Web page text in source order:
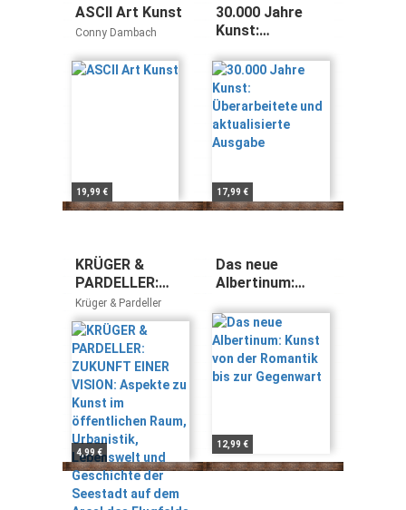
ASCII Art Kunst
Conny Dambach
19,99 €
30.000 Jahre
Kunst:
und aktualisierte
Ausgabe
17,99 €
KRÜGER &
PARDELLER:
ZUKUNFT EINER
VISION: Aspekte
zu Kunst im
öffentlichen
Raum,
Urbanistik,
Lebenswelt und
Geschichte der
Seestadt auf
dem Areal des
Flugfelds
Aspern
Krüger & Pardeller
4,99 €
Das neue
Albertinum:
Romantik bis zur
Gegenwart
12,99 €